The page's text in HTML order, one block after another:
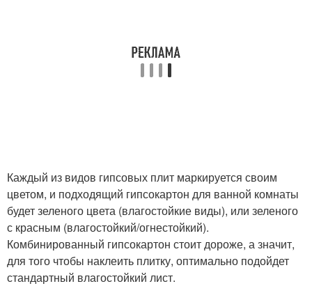
Каждый из видов гипсовых плит маркируется своим
цветом, и подходящий гипсокартон для ванной комнаты
будет зеленого цвета (влагостойкие виды), или зеленого
с красным (влагостойкий/огнестойкий).
Комбинированный гипсокартон стоит дороже, а значит,
для того чтобы наклеить плитку, оптимально подойдет
стандартный влагостойкий лист.